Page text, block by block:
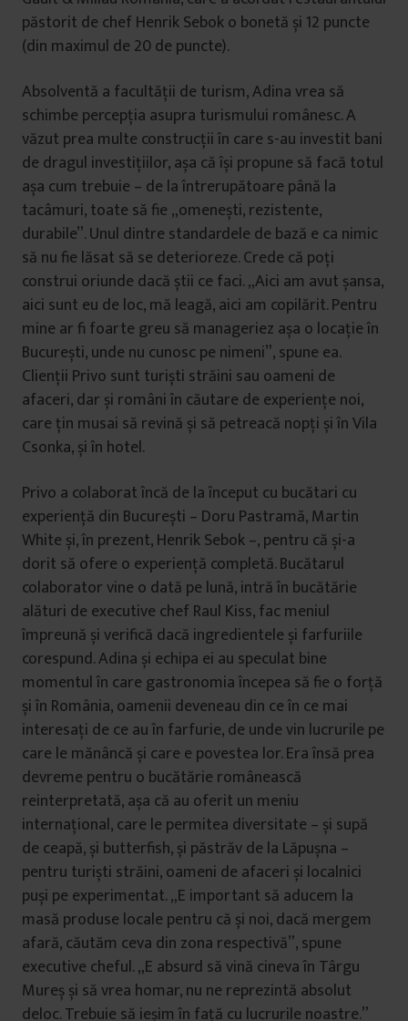
păstorit de chef Henrik Sebok o bonetă și 12 puncte
(din maximul de 20 de puncte).
Absolventă a facultății de turism, Adina vrea să
schimbe percepția asupra turismului românesc. A
văzut prea multe construcții în care s-au investit bani
de dragul investițiilor, așa că își propune să facă totul
așa cum trebuie – de la întrerupătoare până la
tacâmuri, toate să fie „omenești, rezistente,
durabile”. Unul dintre standardele de bază e ca nimic
să nu fie lăsat să se deterioreze. Crede că poți
construi oriunde dacă știi ce faci. „Aici am avut șansa,
aici sunt eu de loc, mă leagă, aici am copilărit. Pentru
mine ar fi foarte greu să manageriez așa o locație în
București, unde nu cunosc pe nimeni”, spune ea.
Clienții Privo sunt turiști străini sau oameni de
afaceri, dar și români în căutare de experiențe noi,
care țin musai să revină și să petreacă nopți și în Vila
Csonka, și în hotel.
Privo a colaborat încă de la început cu bucătari cu
experiență din București – Doru Pastramă, Martin
White și, în prezent, Henrik Sebok –, pentru că și-a
dorit să ofere o experiență completă. Bucătarul
colaborator vine o dată pe lună, intră în bucătărie
alături de executive chef Raul Kiss, fac meniul
împreună și verifică dacă ingredientele și farfuriile
corespund. Adina și echipa ei au speculat bine
momentul în care gastronomia începea să fie o forță
și în România, oamenii deveneau din ce în ce mai
interesați de ce au în farfurie, de unde vin lucrurile pe
care le mănâncă și care e povestea lor. Era însă prea
devreme pentru o bucătărie românească
reinterpretată, așa că au oferit un meniu
internațional, care le permitea diversitate – și supă
de ceapă, și butterfish, și păstrăv de la Lăpușna –
pentru turiști străini, oameni de afaceri și localnici
puși pe experimentat. „E important să aducem la
masă produse locale pentru că și noi, dacă mergem
afară, căutăm ceva din zona respectivă”, spune
executive cheful. „E absurd să vină cineva în Târgu
Mureș și să vrea homar, nu ne reprezintă absolut
deloc. Trebuie să ieșim în față cu lucrurile noastre.”